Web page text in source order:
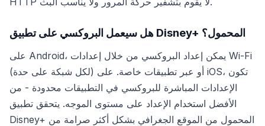
هل سيعمل البروكسي على تطبيق Disney+ المحمول؟
على Android، يمكن إعداد البروكسي من خلال إعدادات Wi-Fi
(لكل شبكة على حدة) أو عبر تطبيقات خاصة. على iOS، تكون
الإعدادات المباشرة للبروكسي في التطبيقات محدودة - من
الأفضل استخدام الإعداد على مستوى الموجه. يتحقق تطبيق
Disney+ المحمول من الموقع الجغرافي بشكل أكثر صرامة من